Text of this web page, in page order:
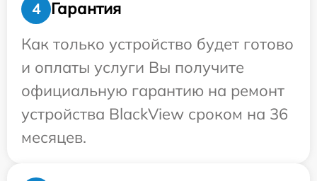
4
Гарантия
Как только устройство будет готово
и оплаты услуги Вы получите
официальную гарантию на ремонт
устройства BlackView сроком на 36
месяцев.